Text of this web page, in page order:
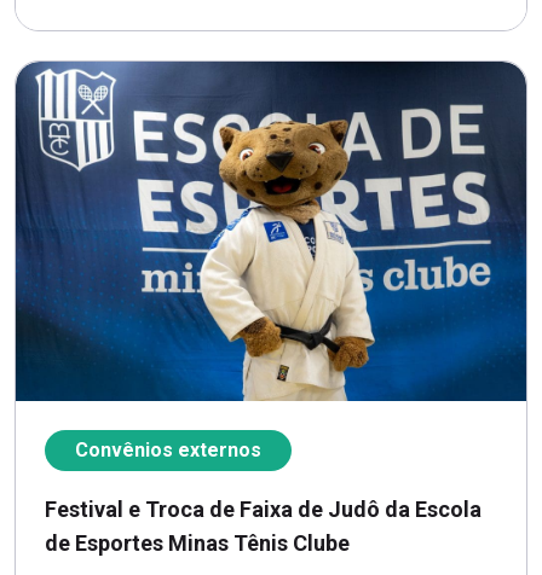
Convênios externos
Festival e Troca de Faixa de Judô da Escola
de Esportes Minas Tênis Clube